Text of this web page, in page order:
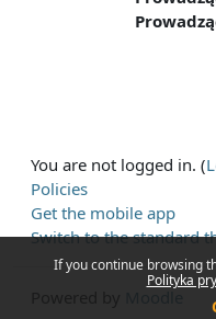
If you continue browsing
Polityka
You are not logged in. (
Policies
Get the mobile app
Switch to the standard